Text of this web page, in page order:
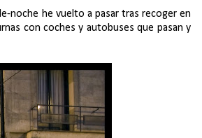
noche he vuelto a pasar tras recoger en
con coches y autobuses que pasan y